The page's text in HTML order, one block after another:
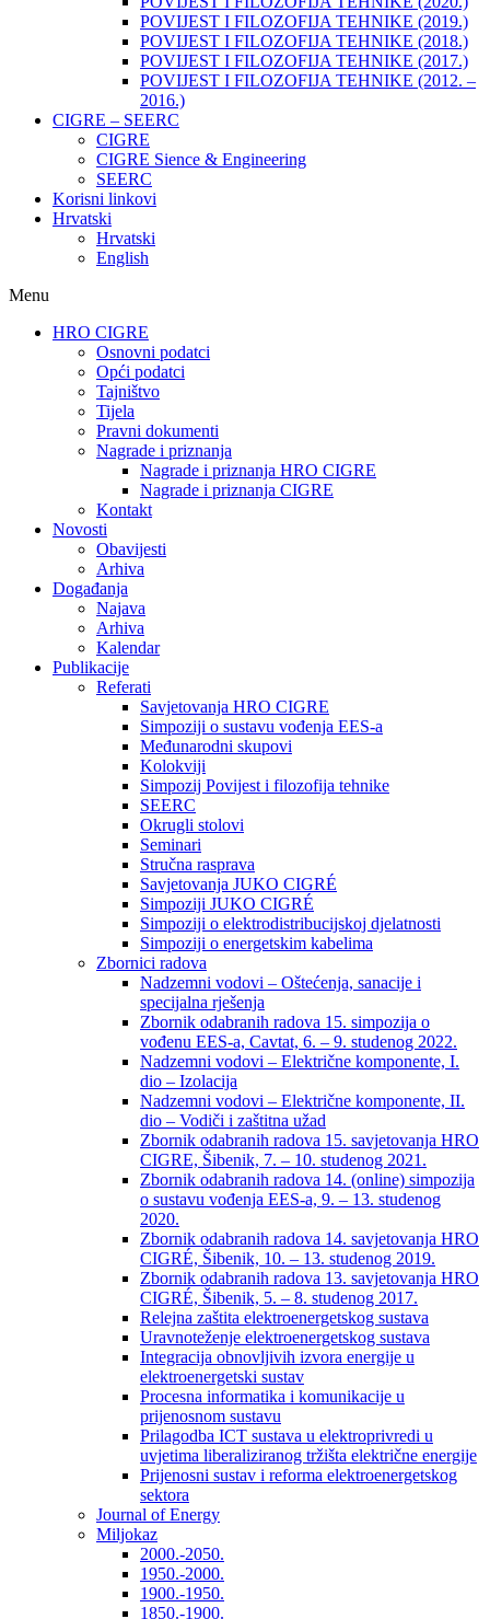
POVIJEST I FILOZOFIJA TEHNIKE (2019.)
POVIJEST I FILOZOFIJA TEHNIKE (2018.)
POVIJEST I FILOZOFIJA TEHNIKE (2017.)
POVIJEST I FILOZOFIJA TEHNIKE (2012. –
2016.)
CIGRE – SEERC
CIGRE
CIGRE Sience & Engineering
SEERC
Korisni linkovi
Hrvatski
Hrvatski
English
Menu
HRO CIGRE
Osnovni podatci​
Opći podatci
Tajništvo
Tijela
Pravni dokumenti
Nagrade i priznanja
Nagrade i priznanja HRO CIGRE
Nagrade i priznanja CIGRE
Kontakt
Novosti
Obavijesti
Arhiva
Događanja
Najava
Arhiva
Kalendar
Publikacije
Referati
Savjetovanja HRO CIGRE
Simpoziji o sustavu vođenja EES-a
Međunarodni skupovi
Kolokviji​
Simpozij Povijest i filozofija tehnike
SEERC
Okrugli stolovi
Seminari​
Stručna rasprava​
Savjetovanja JUKO CIGRÉ
Simpoziji JUKO CIGRÉ
Simpoziji o elektrodistribucijskoj djelatnosti
Simpoziji o energetskim kabelima
Zbornici radova
Nadzemni vodovi – Oštećenja, sanacije i
specijalna rješenja
Zbornik odabranih radova 15. simpozija o
vođenu EES-a, Cavtat, 6. – 9. studenog 2022.
Nadzemni vodovi – Električne komponente, I.
dio – Izolacija
Nadzemni vodovi – Električne komponente, II.
dio – Vodiči i zaštitna užad
Zbornik odabranih radova 15. savjetovanja HRO
CIGRE, Šibenik, 7. – 10. studenog 2021.
Zbornik odabranih radova 14. (online) simpozija
o sustavu vođenja EES-a, 9. – 13. studenog
2020.
Zbornik odabranih radova 14. savjetovanja HRO
CIGRÉ, Šibenik, 10. – 13. studenog 2019.
Zbornik odabranih radova 13. savjetovanja HRO
CIGRÉ, Šibenik, 5. – 8. studenog 2017.
Relejna zaštita elektroenergetskog sustava
Uravnoteženje elektroenergetskog sustava
Integracija obnovljivih izvora energije u
elektroenergetski sustav
Procesna informatika i komunikacije u
prijenosnom sustavu
Prilagodba ICT sustava u elektroprivredi u
uvjetima liberaliziranog tržišta električne energije
Prijenosni sustav i reforma elektroenergetskog
sektora
Journal of Energy
Miljokaz
2000.-2050.
1950.-2000.
1900.-1950.
1850.-1900.